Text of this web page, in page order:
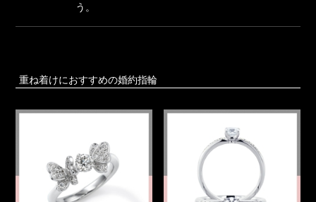
う。
重ね着けにおすすめの婚約指輪